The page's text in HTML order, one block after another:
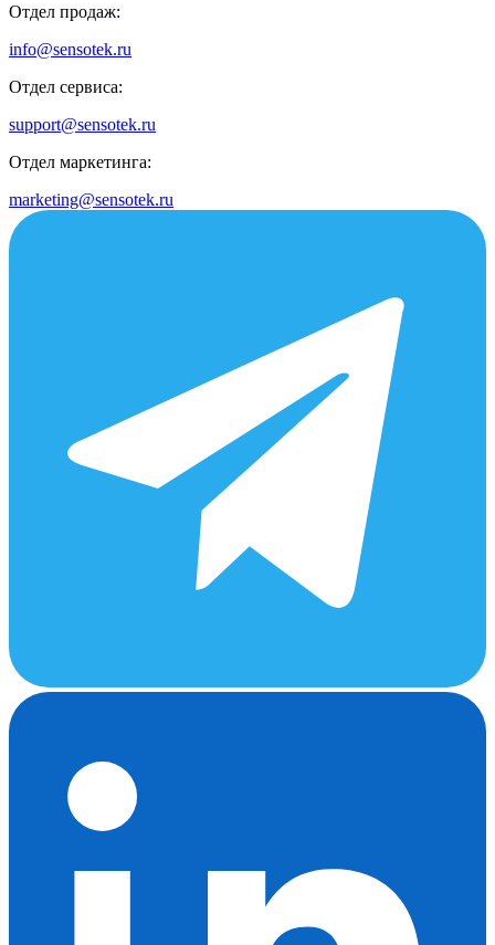
Отдел продаж:
info@sensotek.ru
Отдел сервиса:
support@sensotek.ru
Отдел маркетинга:
marketing@sensotek.ru